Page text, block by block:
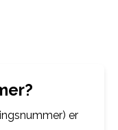
er